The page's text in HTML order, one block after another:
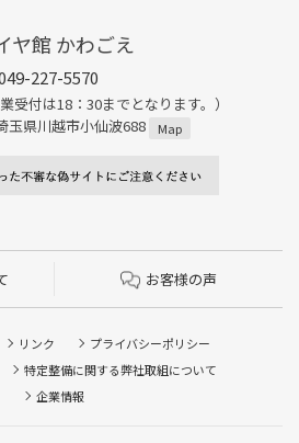
ヤ館 かわごえ
227-5570
受付は18：30までとなります。）
県川越市小仙波688
Map
お客様の声
リンク
プライバシーポリシー
特定整備に関する弊社取組について
企業情報